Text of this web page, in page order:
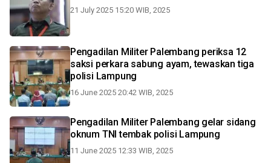
21 July 2025 15:20 WIB, 2025
Pengadilan Militer Palembang periksa 12
saksi perkara sabung ayam, tewaskan tiga
polisi Lampung
16 June 2025 20:42 WIB, 2025
Pengadilan Militer Palembang gelar sidang
oknum TNI tembak polisi Lampung
11 June 2025 12:33 WIB, 2025